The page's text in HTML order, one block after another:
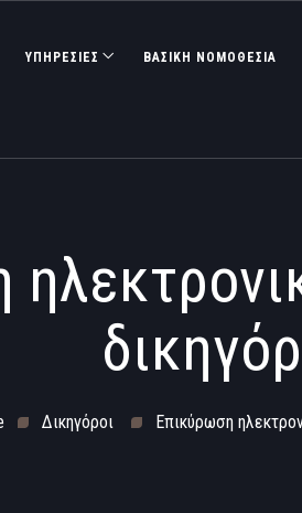
ΥΠΗΡΕΣΙΕΣ ΒΑΣΙΚΉ ΝΟΜΟΘΕΣΊΑ
Δικηγόροι Επικύρωση